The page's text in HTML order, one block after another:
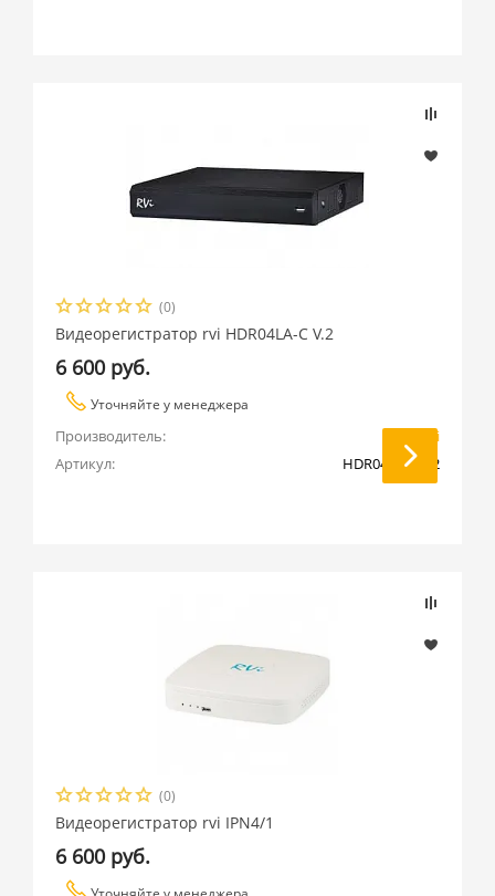
(0)
Видеорегистратор rvi HDR04LA-C V.2
6 600 руб.
Уточняйте у менеджера
Производитель:
RVi
Артикул:
HDR04LA-C V.2
(0)
Видеорегистратор rvi IPN4/1
6 600 руб.